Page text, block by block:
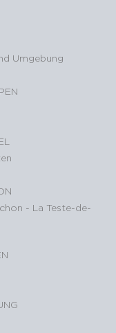
Umgebung
- La Teste-de-